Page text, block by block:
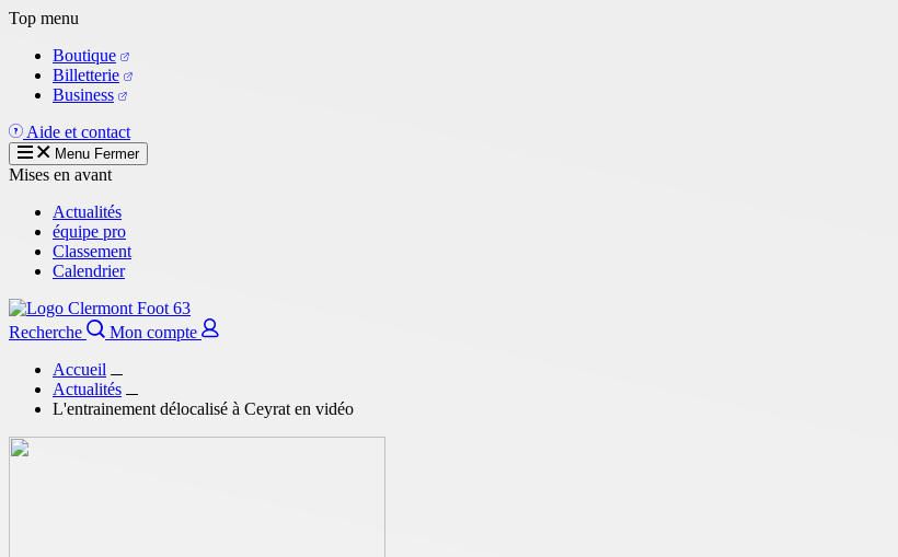
Aller
contenu
principal
Top menu
Boutique
Billetterie
Business
Aide et contact
Menu Fermer
Mises en avant
Actualités
équipe pro
Classement
Calendrier
Recherche
Mon compte
Accueil
Actualités
L'entrainement délocalisé à Ceyrat en vidéo